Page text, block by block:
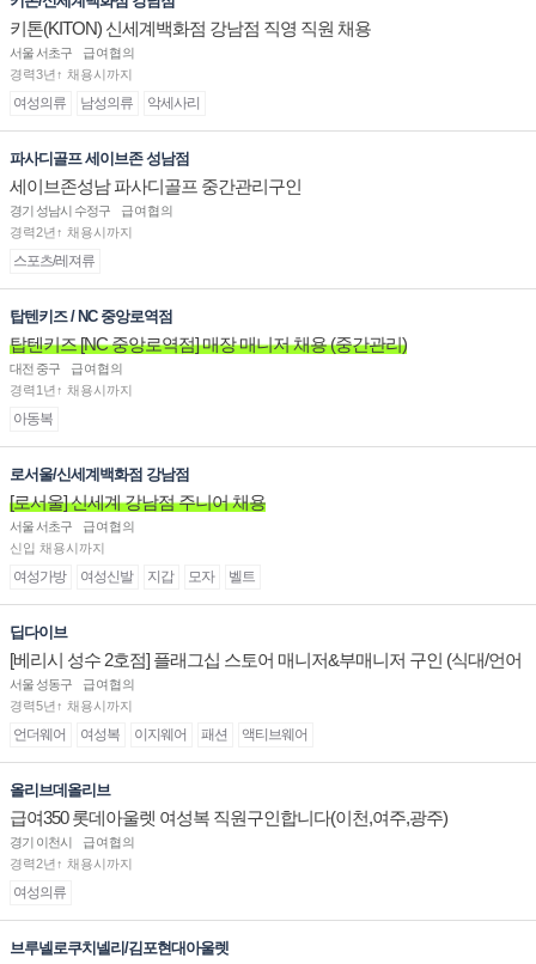
키톤(KITON) 신세계백화점 강남점 직영 직원 채용
서울 서초구
급여협의
경력3년↑ 채용시까지
여성의류 남성의류 악세사리
파사디골프 세이브존 성남점
세이브존성남 파사디골프 중간관리구인
경기 성남시 수정구
급여협의
경력2년↑ 채용시까지
스포츠/레져류
탑텐키즈 / NC 중앙로역점
탑텐키즈 [NC 중앙로역점] 매장 매니저 채용 (중간관리)
대전 중구
급여협의
경력1년↑ 채용시까지
아동복
로서울/신세계백화점 강남점
[로서울] 신세계 강남점 주니어 채용
서울 서초구
급여협의
신입 채용시까지
여성가방 여성신발 지갑 모자 벨트
딥다이브
[베리시 성수 2호점] 플래그십 스토어 매니저&부매니저 구인 (식대/언어
수당 지급)
서울 성동구
급여협의
경력5년↑ 채용시까지
언더웨어 여성복 이지웨어 패션 액티브웨어
올리브데올리브
급여350 롯데아울렛 여성복 직원구인합니다(이천,여주,광주)
경기 이천시
급여협의
경력2년↑ 채용시까지
여성의류
브루넬로쿠치넬리/김포현대아울렛